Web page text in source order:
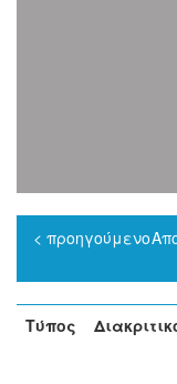
< προηγούμενο
Τύπος